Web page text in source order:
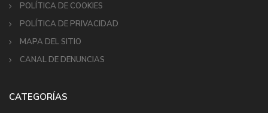
POLÍTICA DE COOKIES
POLÍTICA DE PRIVACIDAD
MAPA DEL SITIO
CANAL DE DENUNCIAS
CATEGORÍAS